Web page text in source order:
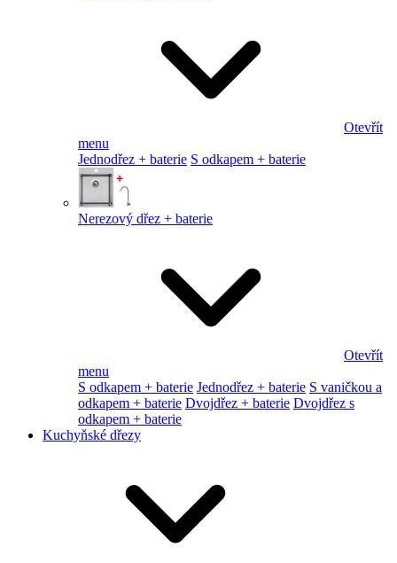
Otevřít
menu
Jednodřez + baterie S odkapem + baterie
Nerezový dřez + baterie
Otevřít
menu
S odkapem + baterie Jednodřez + baterie S vaničkou a
odkapem + baterie Dvojdřez + baterie Dvojdřez s
odkapem + baterie
Kuchyňské dřezy